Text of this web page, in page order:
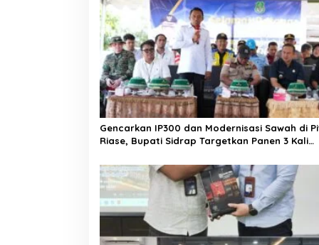
s
i
p
o
s
Gencarkan IP300 dan Modernisasi Sawah di
Riase, Bupati Sidrap Targetkan Panen 3 Kali